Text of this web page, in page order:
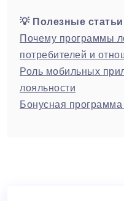
💡 Полезные статьи
Почему программы
потребителей и
Роль мобильных
лояльности
Бонусная программа